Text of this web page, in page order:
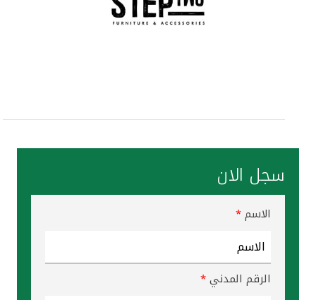
القنوات المصرفية
مواقع الفروع وأجهزة الصرف الآلي
ماليزيا
سجل الان
الاسم*
الرقم المدني*